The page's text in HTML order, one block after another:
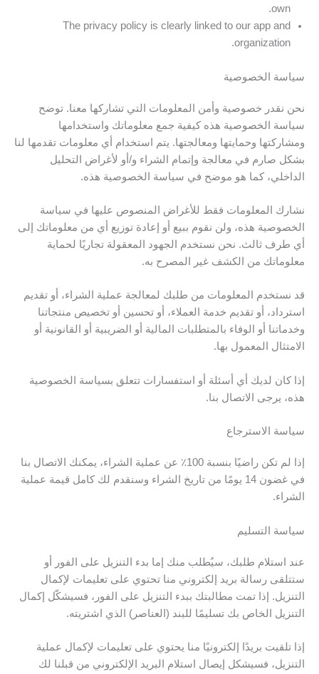
own.
The privacy policy is clearly linked to our app and
organization.
سياسة الخصوصية
نحن نقدر خصوصية وأمن المعلومات التي تشاركها معنا. توضح
سياسة الخصوصية هذه كيفية جمع معلوماتك واستخدامها
ومشاركتها وحمايتها ومعالجتها. يتم استخدام أي معلومات تقدمها لنا
بشكل صارم في معالجة وإتمام الشراء و/أو لأغراض التحليل
الداخلي، كما هو موضح في سياسة الخصوصية هذه.
نشارك المعلومات فقط للأغراض المنصوص عليها في سياسة
الخصوصية هذه، ولن نقوم ببيع أو إعادة توزيع أي من معلوماتك إلى
أي طرف ثالث. نحن نستخدم الجهود المعقولة تجاريًا لحماية
معلوماتك من الكشف غير المصرح به.
قد نستخدم المعلومات من طلبك لمعالجة عملية الشراء، أو تقديم
استرداد، أو تقديم خدمة العملاء، أو تحسين أو تخصيص منتجاتنا
وخدماتنا أو الوفاء بالمتطلبات المالية أو الضريبية أو القانونية أو
الامتثال المعمول بها.
إذا كان لديك أي أسئلة أو استفسارات تتعلق بسياسة الخصوصية
هذه، يرجى الاتصال بنا.
سياسة الاسترجاع
إذا لم تكن راضيًا بنسبة 100٪ عن عملية الشراء، يمكنك الاتصال بنا
في غضون 14 يومًا من تاريخ الشراء وسنقدم لك كامل قيمة عملية
الشراء.
سياسة التسليم
عند استلام طلبك، سيُطلب منك إما بدء التنزيل على الفور أو
ستتلقى رسالة بريد إلكتروني منا تحتوي على تعليمات لإكمال
التنزيل. إذا تمت مطالبتك ببدء التنزيل على الفور، فسيشكّل إكمال
التنزيل الخاص بك تسليمًا للبند (العناصر) الذي اشتريته.
إذا تلقيت بريدًا إلكترونيًا منا يحتوي على تعليمات لإكمال عملية
التنزيل، فسيشكل إيصال استلام البريد الإلكتروني من قبلنا لك